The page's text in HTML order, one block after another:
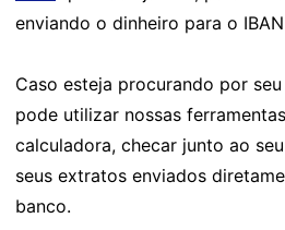
enviando o dinheiro para o
Caso esteja procurando por
pode utilizar nossas
calculadora, checar junto ao
seus extratos enviados
banco.